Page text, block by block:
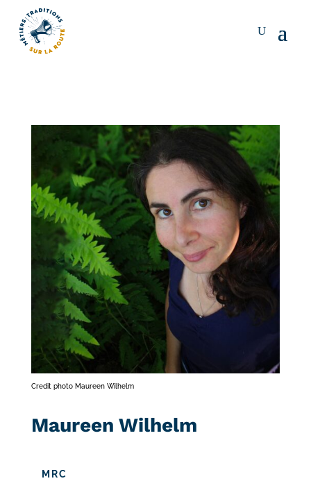
Credit photo Maureen Wilhelm
Maureen Wilhelm
MRC